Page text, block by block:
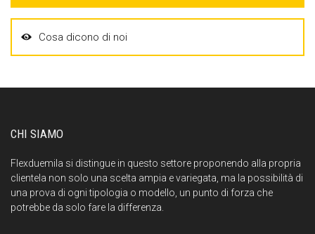
Cosa dicono di noi
CHI SIAMO
Flexduemila si distingue in questo settore proponendo alla propria
clientela non solo una scelta ampia e variegata, ma la possibilità di
una prova di ogni tipologia o modello, un punto di forza che
potrebbe da solo fare la differenza.